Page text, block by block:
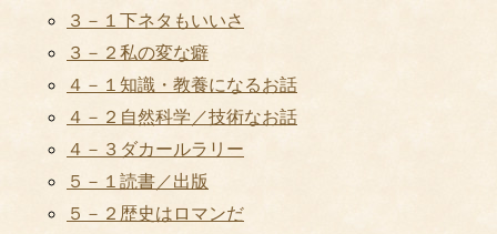
３－１下ネタもいいさ
３－２私の変な癖
４－１知識・教養になるお話
４－２自然科学／技術なお話
４－３ダカールラリー
５－１読書／出版
５－２歴史はロマンだ